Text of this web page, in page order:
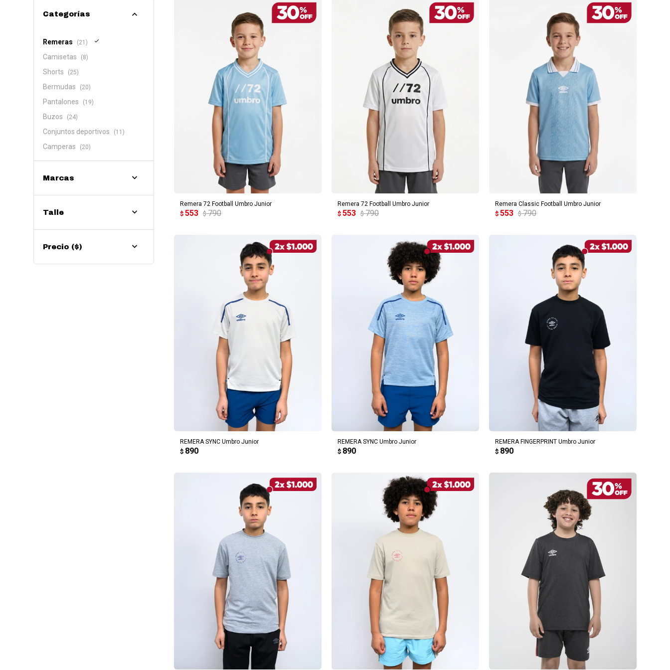
Remera 72 Football Umbro Junior
$ 553 $ 790
AGREGAR AL CARRITO
Remera 72 Football Umbro Junior
$ 553 $ 790
AGREGAR AL CARRITO
Remera Classic Football Umbro Junior
$ 553 $ 790
AGREGAR AL CARRITO
REMERA SYNC Umbro Junior
$ 890
AGREGAR AL CARRITO
REMERA SYNC Umbro Junior
$ 890
AGREGAR AL CARRITO
REMERA FINGERPRINT Umbro Junior
$ 890
AGREGAR AL CARRITO
AGREGAR AL CARRITO AGREGAR AL CARRITO AGREGAR AL CARRITO
Categorías
Remeras (21)
Camisetas (8)
Shorts (25)
Bermudas (20)
Pantalones (19)
Buzos (24)
Conjuntos deportivos (11)
Camperas (20)
Marcas
Talle
Precio ($)